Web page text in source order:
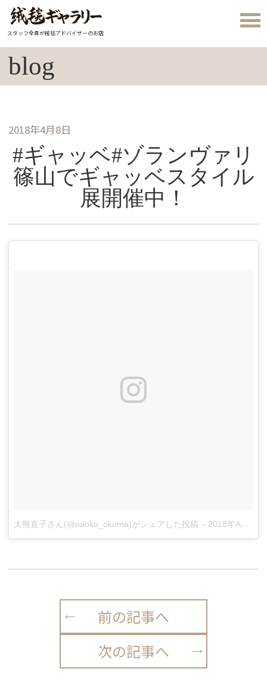
スタッフ全員が絨毯アドバイザーのお店
blog
2018年4月8日
#ギャッベ#ゾランヴァリ
篠山でギャッベスタイル
展開催中！
大熊直子さん(@naoko_okuma)がシェアした投稿 – 2018年Apr月7日pm8時02分PDT
前の記事へ
次の記事へ